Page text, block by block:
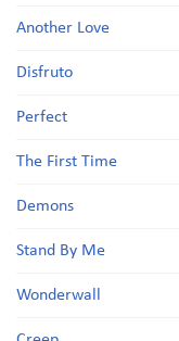
Another Love
Disfruto
Perfect
The First Time
Demons
Stand By Me
Wonderwall